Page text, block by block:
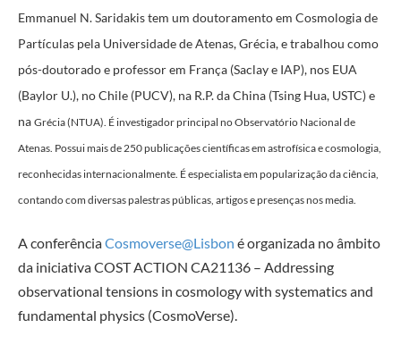
Emmanuel N. Saridakis tem um doutoramento em Cosmologia de
Partículas pela Universidade de Atenas, Grécia, e trabalhou como
pós-doutorado e professor em França (Saclay e IAP), nos EUA
(Baylor U.), no Chile (PUCV), na R.P. da China (Tsing Hua, USTC) e
na Grécia(NTUA). É investigador principal no Observatório Nacional de
Atenas. Possui mais de 250 publicações científicas em astrofísica e cosmologia,
reconhecidas internacionalmente. É especialista em popularização da ciência,
contando com diversas palestras públicas, artigos e presenças nos media.
A conferênciaCosmoverse@Lisbon é organizada no âmbito
da iniciativa COST ACTION CA21136 – Addressing
observational tensions in cosmology with systematics and
fundamental physics (CosmoVerse).